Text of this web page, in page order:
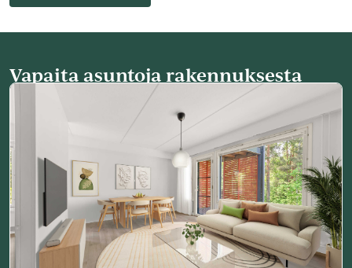
Vapaita asuntoja rakennuksesta